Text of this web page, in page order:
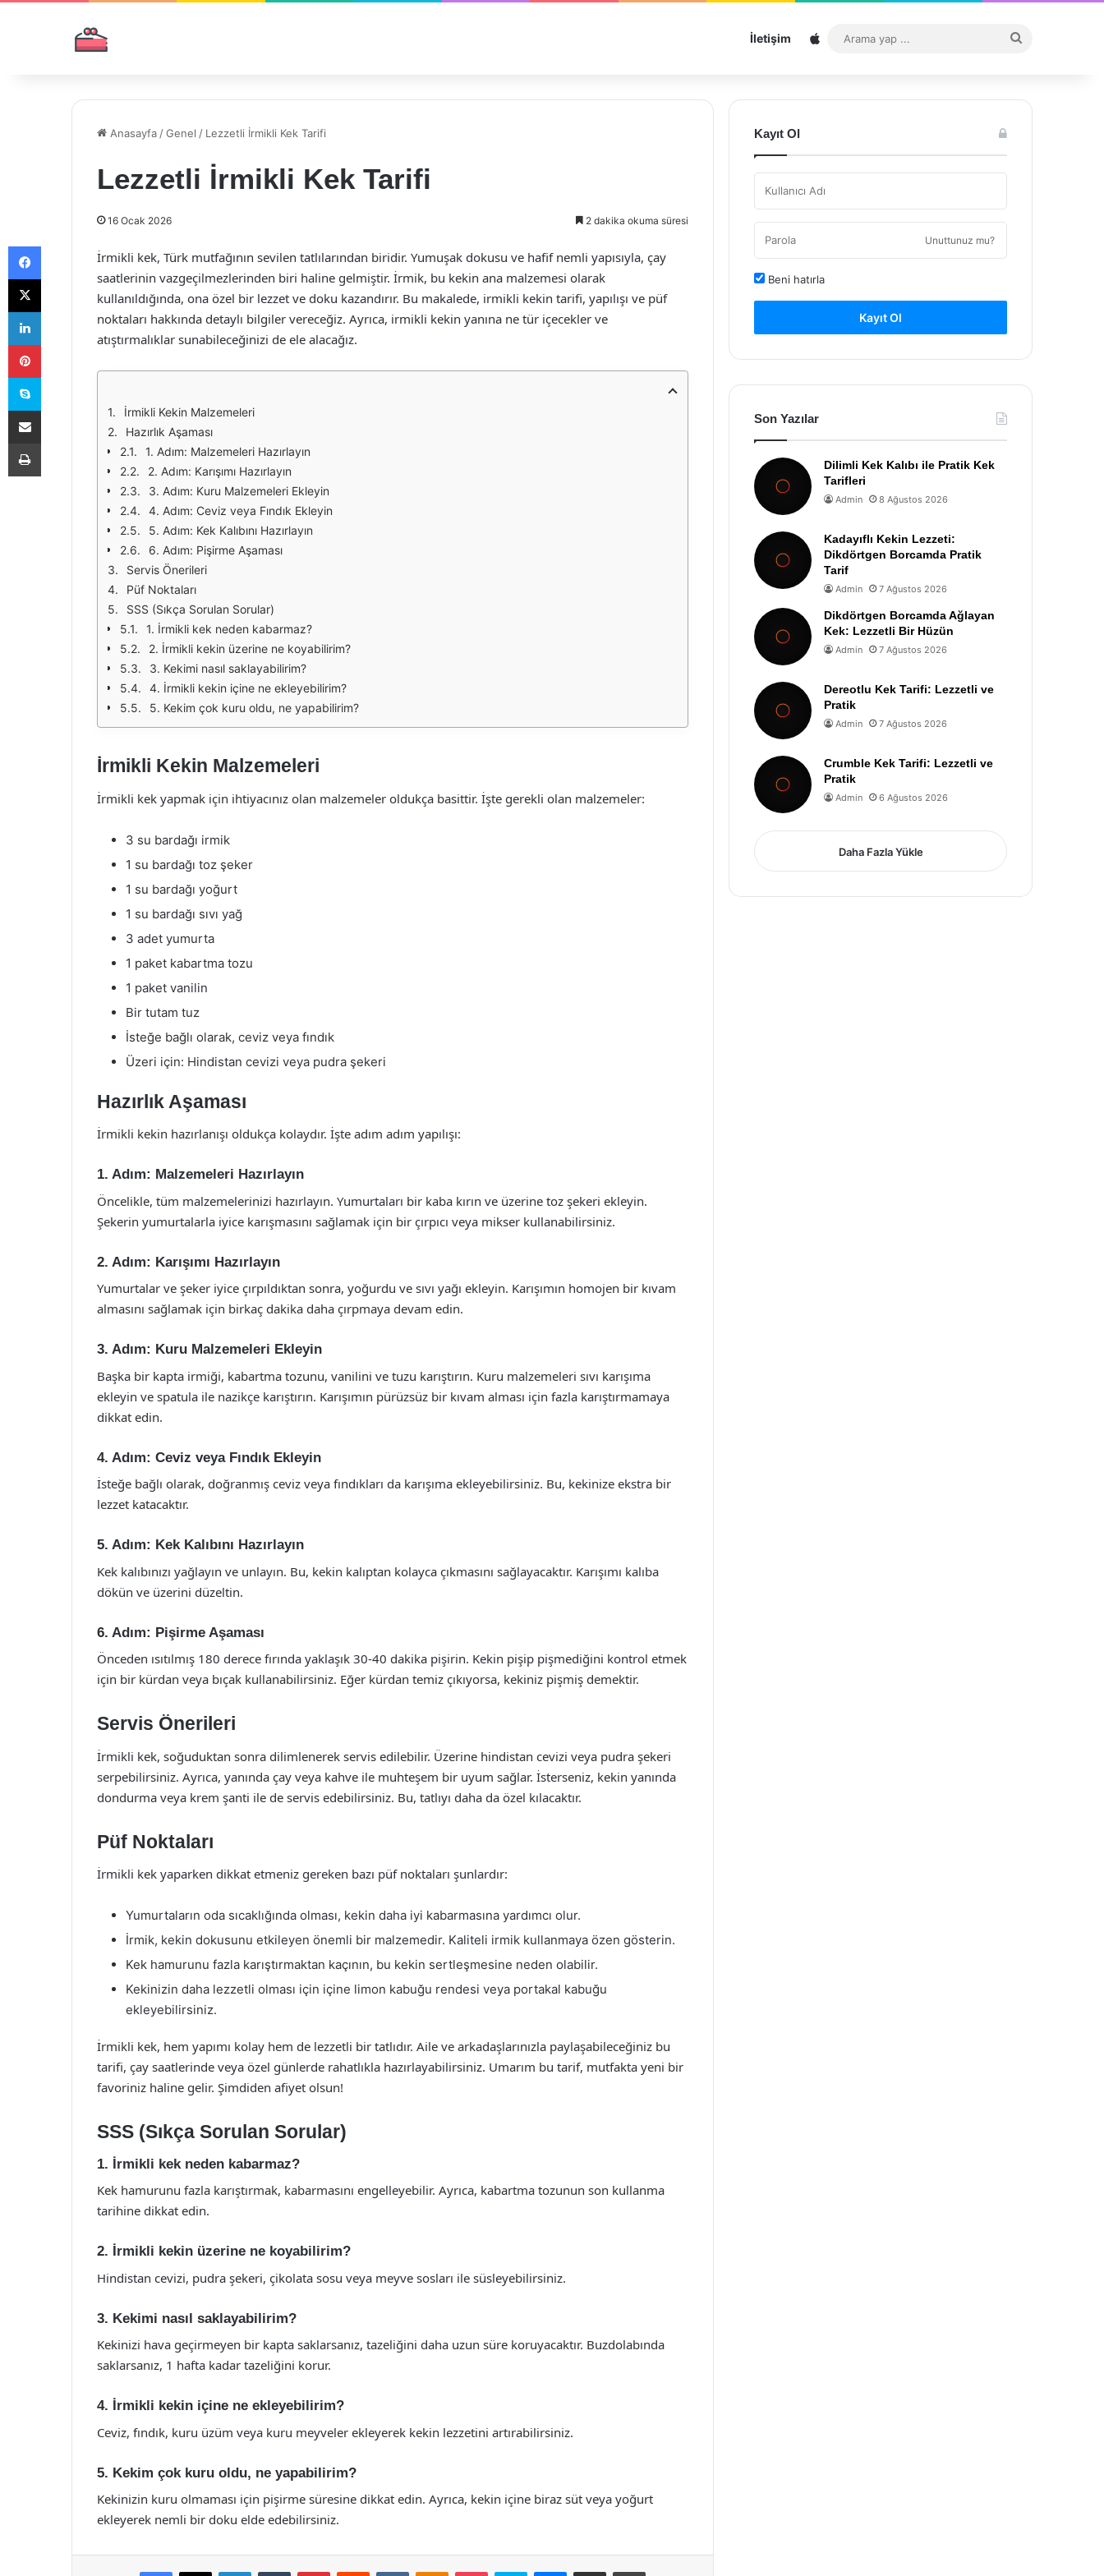
İletişim Sitemap
...
Anasayfa /Genel / Lezzetli İrmikli Kek Tarifi
Lezzetli İrmikli Kek Tarifi
16 Ocak 2026 2 dakika okuma süresi
İrmikli kek, Türk mutfağının sevilen tatlılarından biridir. Yumuşak dokusu ve hafif nemli yapısıyla, çay
saatlerinin vazgeçilmezlerinden biri haline gelmiştir. İrmik, bu kekin ana malzemesi olarak
kullanıldığında, ona özel bir lezzet ve doku kazandırır. Bu makalede, irmikli kekin tarifi, yapılışı ve püf
noktaları hakkında detaylı bilgiler vereceğiz. Ayrıca, irmikli kekin yanına ne tür içecekler ve
atıştırmalıklar sunabileceğinizi de ele alacağız.
İrmikli Kekin Malzemeleri
Hazırlık Aşaması
1. Adım: Malzemeleri Hazırlayın
2. Adım: Karışımı Hazırlayın
3. Adım: Kuru Malzemeleri Ekleyin
4. Adım: Ceviz veya Fındık Ekleyin
5. Adım: Kek Kalıbını Hazırlayın
6. Adım: Pişirme Aşaması
Servis Önerileri
Püf Noktaları
SSS (Sıkça Sorulan Sorular)
1. İrmikli kek neden kabarmaz?
2. İrmikli kekin üzerine ne koyabilirim?
3. Kekimi nasıl saklayabilirim?
4. İrmikli kekin içine ne ekleyebilirim?
5. Kekim çok kuru oldu, ne yapabilirim?
İrmikli Kekin Malzemeleri
İrmikli kek yapmak için ihtiyacınız olan malzemeler oldukça basittir. İşte gerekli olan malzemeler:
3 su bardağı irmik
1 su bardağı toz şeker
1 su bardağı yoğurt
1 su bardağı sıvı yağ
3 adet yumurta
1 paket kabartma tozu
1 paket vanilin
Bir tutam tuz
İsteğe bağlı olarak, ceviz veya fındık
Üzeri için: Hindistan cevizi veya pudra şekeri
Hazırlık Aşaması
İrmikli kekin hazırlanışı oldukça kolaydır. İşte adım adım yapılışı:
1. Adım: Malzemeleri Hazırlayın
Öncelikle, tüm malzemelerinizi hazırlayın. Yumurtaları bir kaba kırın ve üzerine toz şekeri ekleyin.
Şekerin yumurtalarla iyice karışmasını sağlamak için bir çırpıcı veya mikser kullanabilirsiniz.
2. Adım: Karışımı Hazırlayın
Yumurtalar ve şeker iyice çırpıldıktan sonra, yoğurdu ve sıvı yağı ekleyin. Karışımın homojen bir kıvam
almasını sağlamak için birkaç dakika daha çırpmaya devam edin.
3. Adım: Kuru Malzemeleri Ekleyin
Başka bir kapta irmiği, kabartma tozunu, vanilini ve tuzu karıştırın. Kuru malzemeleri sıvı karışıma
ekleyin ve spatula ile nazikçe karıştırın. Karışımın pürüzsüz bir kıvam alması için fazla karıştırmamaya
dikkat edin.
4. Adım: Ceviz veya Fındık Ekleyin
İsteğe bağlı olarak, doğranmış ceviz veya fındıkları da karışıma ekleyebilirsiniz. Bu, kekinize ekstra bir
lezzet katacaktır.
5. Adım: Kek Kalıbını Hazırlayın
Kek kalıbınızı yağlayın ve unlayın. Bu, kekin kalıptan kolayca çıkmasını sağlayacaktır. Karışımı kalıba
dökün ve üzerini düzeltin.
6. Adım: Pişirme Aşaması
Önceden ısıtılmış 180 derece fırında yaklaşık 30-40 dakika pişirin. Kekin pişip pişmediğini kontrol etmek
için bir kürdan veya bıçak kullanabilirsiniz. Eğer kürdan temiz çıkıyorsa, kekiniz pişmiş demektir.
Servis Önerileri
İrmikli kek, soğuduktan sonra dilimlenerek servis edilebilir. Üzerine hindistan cevizi veya pudra şekeri
serpebilirsiniz. Ayrıca, yanında çay veya kahve ile muhteşem bir uyum sağlar. İsterseniz, kekin yanında
dondurma veya krem şanti ile de servis edebilirsiniz. Bu, tatlıyı daha da özel kılacaktır.
Püf Noktaları
İrmikli kek yaparken dikkat etmeniz gereken bazı püf noktaları şunlardır:
Yumurtaların oda sıcaklığında olması, kekin daha iyi kabarmasına yardımcı olur.
İrmik, kekin dokusunu etkileyen önemli bir malzemedir. Kaliteli irmik kullanmaya özen gösterin.
Kek hamurunu fazla karıştırmaktan kaçının, bu kekin sertleşmesine neden olabilir.
Kekinizin daha lezzetli olması için içine limon kabuğu rendesi veya portakal kabuğu
ekleyebilirsiniz.
İrmikli kek, hem yapımı kolay hem de lezzetli bir tatlıdır. Aile ve arkadaşlarınızla paylaşabileceğiniz bu
tarifi, çay saatlerinde veya özel günlerde rahatlıkla hazırlayabilirsiniz. Umarım bu tarif, mutfakta yeni bir
favoriniz haline gelir. Şimdiden afiyet olsun!
SSS (Sıkça Sorulan Sorular)
1. İrmikli kek neden kabarmaz?
Kek hamurunu fazla karıştırmak, kabarmasını engelleyebilir. Ayrıca, kabartma tozunun son kullanma
tarihine dikkat edin.
2. İrmikli kekin üzerine ne koyabilirim?
Hindistan cevizi, pudra şekeri, çikolata sosu veya meyve sosları ile süsleyebilirsiniz.
3. Kekimi nasıl saklayabilirim?
Kekinizi hava geçirmeyen bir kapta saklarsanız, tazeliğini daha uzun süre koruyacaktır. Buzdolabında
saklarsanız, 1 hafta kadar tazeliğini korur.
4. İrmikli kekin içine ne ekleyebilirim?
Ceviz, fındık, kuru üzüm veya kuru meyveler ekleyerek kekin lezzetini artırabilirsiniz.
5. Kekim çok kuru oldu, ne yapabilirim?
Kekinizin kuru olmaması için pişirme süresine dikkat edin. Ayrıca, kekin içine biraz süt veya yoğurt
ekleyerek nemli bir doku elde edebilirsiniz.
Facebook
X LinkedInTumblr PinterestReddit VKontakteOdnoklassniki
Pocket Skype Messenger
E-Posta ile paylaş Yazdır
Kayıt Ol
Unuttunuz mu?
Beni hatırla
Kayıt Ol
Son Yazılar
Dilimli Kek Kalıbı ile Pratik Kek
Tarifleri
Admin 8 Ağustos 2026
Kadayıflı Kekin Lezzeti:
Dikdörtgen Borcamda Pratik
Tarif
Admin 7 Ağustos 2026
Dikdörtgen Borcamda Ağlayan
Kek: Lezzetli Bir Hüzün
Admin 7 Ağustos 2026
Dereotlu Kek Tarifi: Lezzetli ve
Pratik
Admin 7 Ağustos 2026
Crumble Kek Tarifi: Lezzetli ve
Pratik
Admin 6 Ağustos 2026
Daha Fazla Yükle
Facebook
X
LinkedIn
Pinterest
Skype
E-Posta ile paylaş